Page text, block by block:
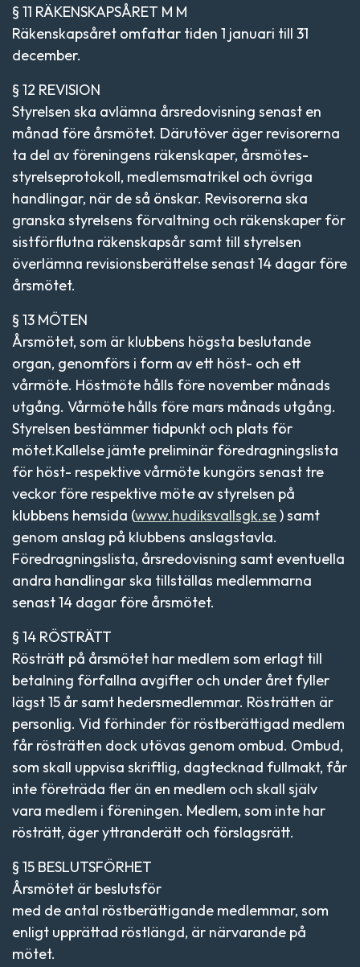
§ 11 RÄKENSKAPSÅRET M M
Räkenskapsåret omfattar tiden 1 januari till 31
december.
§ 12 REVISION
Styrelsen ska avlämna årsredovisning senast en
månad före årsmötet. Därutöver äger revisorerna
ta del av föreningens räkenskaper, årsmötes-
styrelseprotokoll, medlemsmatrikel och övriga
handlingar, när de så önskar. Revisorerna ska
granska styrelsens förvaltning och räkenskaper för
sistförflutna räkenskapsår samt till styrelsen
överlämna revisionsberättelse senast 14 dagar före
årsmötet.
§ 13 MÖTEN
Årsmötet, som är klubbens högsta beslutande
organ, genomförs i form av ett höst- och ett
vårmöte. Höstmöte hålls före november månads
utgång. Vårmöte hålls före mars månads utgång.
Styrelsen bestämmer tidpunkt och plats för
mötet.Kallelse jämte preliminär föredragningslista
för höst- respektive vårmöte kungörs senast tre
veckor före respektive möte av styrelsen på
klubbens hemsida (www.hudiksvallsgk.se) samt
genom anslag på klubbens anslagstavla.
Föredragningslista, årsredovisning samt eventuella
andra handlingar ska tillställas medlemmarna
senast 14 dagar före årsmötet.
§ 14 RÖSTRÄTT
Rösträtt på årsmötet har medlem som erlagt till
betalning förfallna avgifter och under året fyller
lägst 15 år samt hedersmedlemmar. Rösträtten är
personlig. Vid förhinder för röstberättigad medlem
får rösträtten dock utövas genom ombud. Ombud,
som skall uppvisa skriftlig, dagtecknad fullmakt, får
inte företräda fler än en medlem och skall själv
vara medlem i föreningen. Medlem, som inte har
rösträtt, äger yttranderätt och förslagsrätt.
§ 15 BESLUTSFÖRHET
Årsmötet är beslutsför
med de antal röstberättigande medlemmar, som
enligt upprättad röstlängd, är närvarande på
mötet.